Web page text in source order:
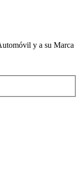
y a su Marca